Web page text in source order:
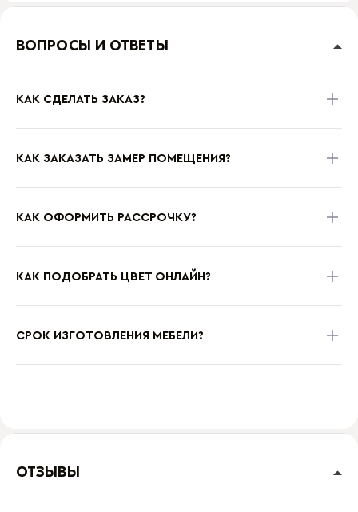
ВОПРОСЫ И ОТВЕТЫ
КАК СДЕЛАТЬ ЗАКАЗ?
КАК ЗАКАЗАТЬ ЗАМЕР ПОМЕЩЕНИЯ?
КАК ОФОРМИТЬ РАССРОЧКУ?
КАК ПОДОБРАТЬ ЦВЕТ ОНЛАЙН?
СРОК ИЗГОТОВЛЕНИЯ МЕБЕЛИ?
ОТЗЫВЫ